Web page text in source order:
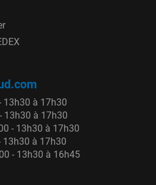
13h30 à 17h30
13h30 à 17h30
- 13h30 à 17h30
13h30 à 17h30
- 13h30 à 16h45